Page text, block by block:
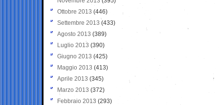
Ottobre 2013 (446)
Settembre 2013 (433)
Agosto 2013 (389)
Luglio 2013 (390)
Giugno 2013 (425)
Maggio 2013 (413)
Aprile 2013 (345)
Marzo 2013 (372)
Febbraio 2013 (293)